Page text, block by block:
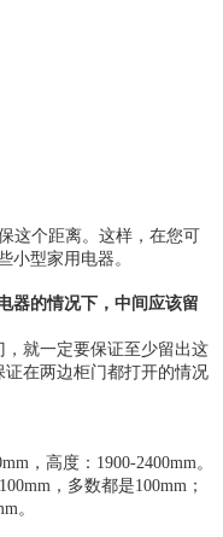
这个距离。这样，在您可
小型家用电器。
器的情况下，中间应该留
，就一定要保证至少留出这
证在两边柜门都打开的情况
，高度：1900-2400mm。
，多数都是100mm；
。